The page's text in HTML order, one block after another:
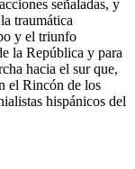
señaladas, y
traumática
y el triunfo
la República y para
hacia el sur que,
el Rincón de los
hispánicos del